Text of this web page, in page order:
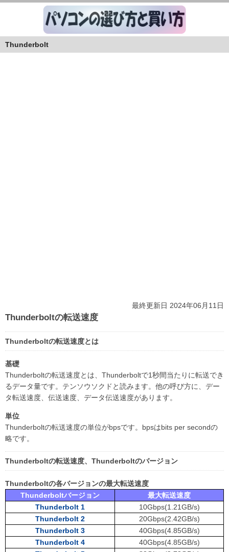
Thunderbolt
最終更新日 2024年06月11日
Thunderboltの転送速度
Thunderboltの転送速度とは
基礎
Thunderboltの転送速度とは、Thunderboltで1秒間当たりに転送でき
るデータ量です。テンソウソクドと読みます。他の呼び方に、デー
タ転送速度、伝送速度、データ伝送速度があります。
単位
Thunderboltの転送速度の単位がbpsです。bpsはbits per secondの
略です。
Thunderboltの転送速度、Thunderboltのバージョン
Thunderboltの各バージョンの最大転送速度
Thunderboltバージョン
最大転送速度
Thunderbolt 1
10Gbps(1.21GB/s)
Thunderbolt 2
20Gbps(2.42GB/s)
Thunderbolt 3
40Gbps(4.85GB/s)
Thunderbolt 4
40Gbps(4.85GB/s)